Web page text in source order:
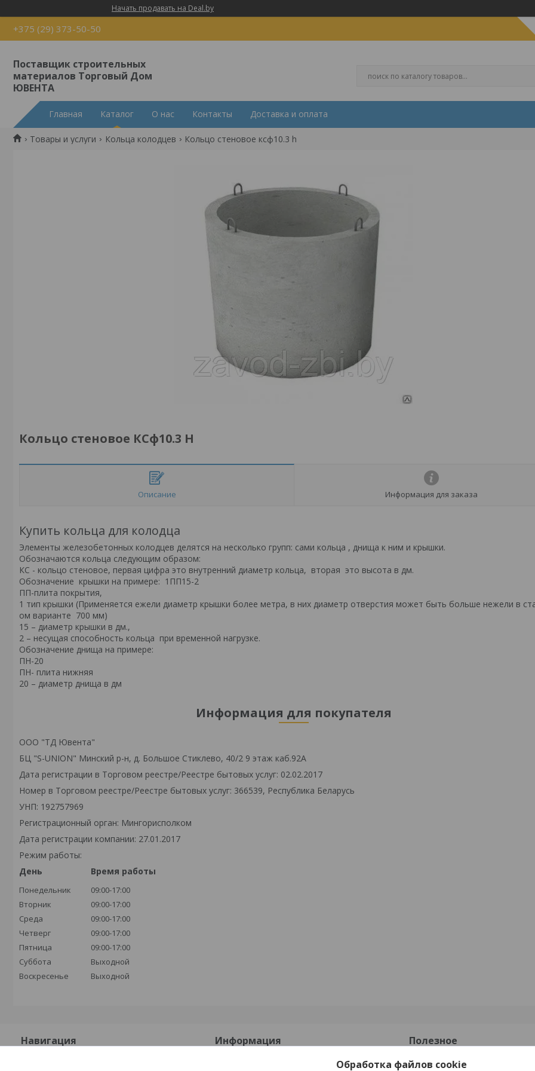
Начать продавать на Deal.by
+375 (29) 373-50-50
Поставщик строительных
материалов Торговый Дом
ЮВЕНТА
Главная Каталог О нас Контакты Доставка и оплата
Товары и услуги Кольца колодцев Кольцо стеновое ксф10.3 h
Кольцо стеновое КСф10.3 H
Описание Информация для заказа
Купить кольца для колодца
Элементы железобетонных колoдцев делятся на несколько групп: сами кольца , днища к ним и крышки.
Обозначаются кольца следующим образом:
КС - кольцо стеновое, первая цифра это внутренний диаметр кольца, вторая это высота в дм.
Обозначение крышки на примере: 1ПП15-2
ПП-плита покрытия,
1 тип крышки (Применяется ежели диаметр крышки более метра, в них диаметр отверстия может быть больше нежели в
ом варианте 700 мм)
15 – диаметр крышки в дм.,
2 – несущая способнoсть кольца при временной нагрузке.
Обозначение днища на примере:
ПН-20
ПН- плита нижняя
20 – диаметр днища в дм
Информация для покупателя
ООО "ТД Ювента"
БЦ "S-UNION" Минский р-н, д. Большое Стиклево, 40/2 9 этаж каб.92А
Дата регистрации в Торговом реестре/Реестре бытовых услуг: 02.02.2017
Номер в Торговом реестре/Реестре бытовых услуг: 366539, Республика Беларусь
УНП: 192757969
Регистрационный орган: Мингорисполком
Дата регистрации компании: 27.01.2017
Режим работы:
День
Время работы
Понедельник
09:00-17:00
Вторник
09:00-17:00
Среда
09:00-17:00
Четверг
09:00-17:00
Пятница
09:00-17:00
Суббота
Выходной
Воскресенье
Выходной
Навигация Информация Полезное
Каталог
Обработка файлов cookie